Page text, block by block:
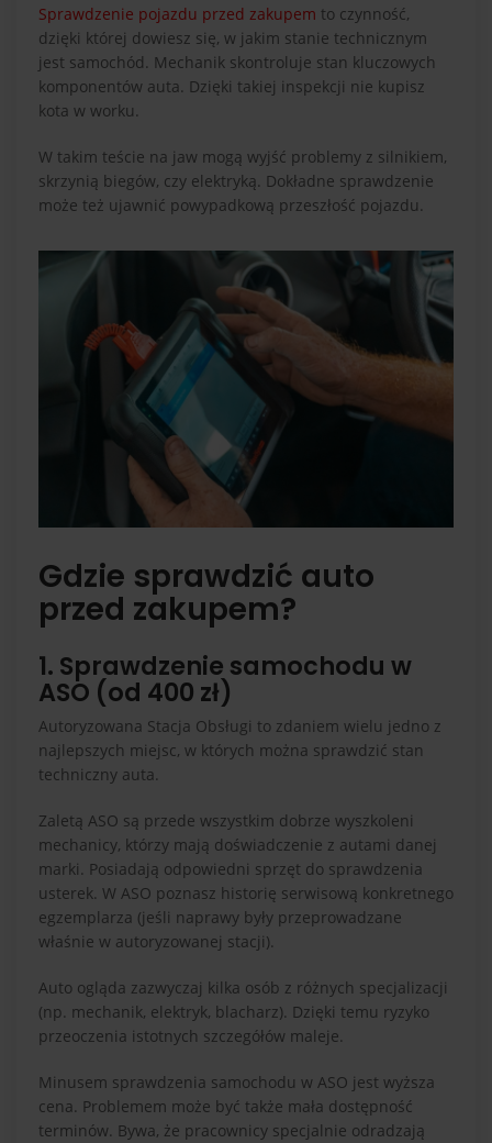
Sprawdzenie pojazdu przed zakupem to czynność,
dzięki której dowiesz się, w jakim stanie technicznym
jest samochód. Mechanik skontroluje stan kluczowych
komponentów auta. Dzięki takiej inspekcji nie kupisz
kota w worku.
W takim teście na jaw mogą wyjść problemy z silnikiem,
skrzynią biegów, czy elektryką. Dokładne sprawdzenie
może też ujawnić powypadkową przeszłość pojazdu.
Gdzie sprawdzić auto
przed zakupem?
1. Sprawdzenie samochodu w
ASO (od 400 zł)
Autoryzowana Stacja Obsługi to zdaniem wielu jedno z
najlepszych miejsc, w których można sprawdzić stan
techniczny auta.
Zaletą ASO są przede wszystkim dobrze wyszkoleni
mechanicy, którzy mają doświadczenie z autami danej
marki. Posiadają odpowiedni sprzęt do sprawdzenia
usterek. W ASO poznasz historię serwisową konkretnego
egzemplarza (jeśli naprawy były przeprowadzane
właśnie w autoryzowanej stacji).
Auto ogląda zazwyczaj kilka osób z różnych specjalizacji
(np. mechanik, elektryk, blacharz). Dzięki temu ryzyko
przeoczenia istotnych szczegółów maleje.
Minusem sprawdzenia samochodu w ASO jest wyższa
cena. Problemem może być także mała dostępność
terminów. Bywa, że pracownicy specjalnie odradzają